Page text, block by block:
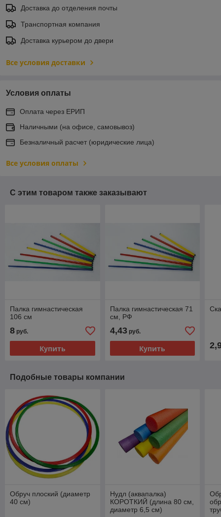
Доставка до отделения почты
Транспортная компания
Доставка курьером до двери
Все условия доставки
Условия оплаты
Оплата через ЕРИП
Наличными (на офисе, самовывоз)
Безналичный расчет (юридические лица)
Все условия оплаты
С этим товаром также заказывают
Палка гимнастическая
106 см
8 руб.
Купить
Палка гимнастическая 71
см, РФ
4,43руб.
Купить
Подобные товары компании
Обруч плоский (диаметр
40 см)
Нудл (аквапалка)
КОРОТКИЙ (длина 80 см,
диаметр 6,5 см)